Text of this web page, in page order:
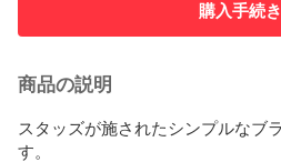
購入手続
商品の説明
スタッズが施されたシンプルなブ
す。